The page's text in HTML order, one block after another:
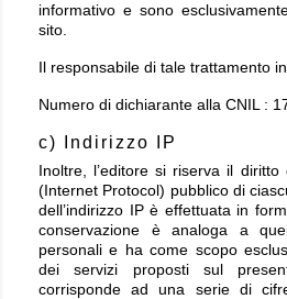
informativo e sono
sito.
Il responsabile di tale trattamento
Numero di dichiarante alla CNIL :
c) Indirizzo IP
Inoltre, l’editore si riserva il diritto
(Internet Protocol) pubblico di
dell’indirizzo IP è effettuata in
conservazione è analoga a
personali e ha come scopo
dei servizi proposti sul
corrisponde ad una serie di